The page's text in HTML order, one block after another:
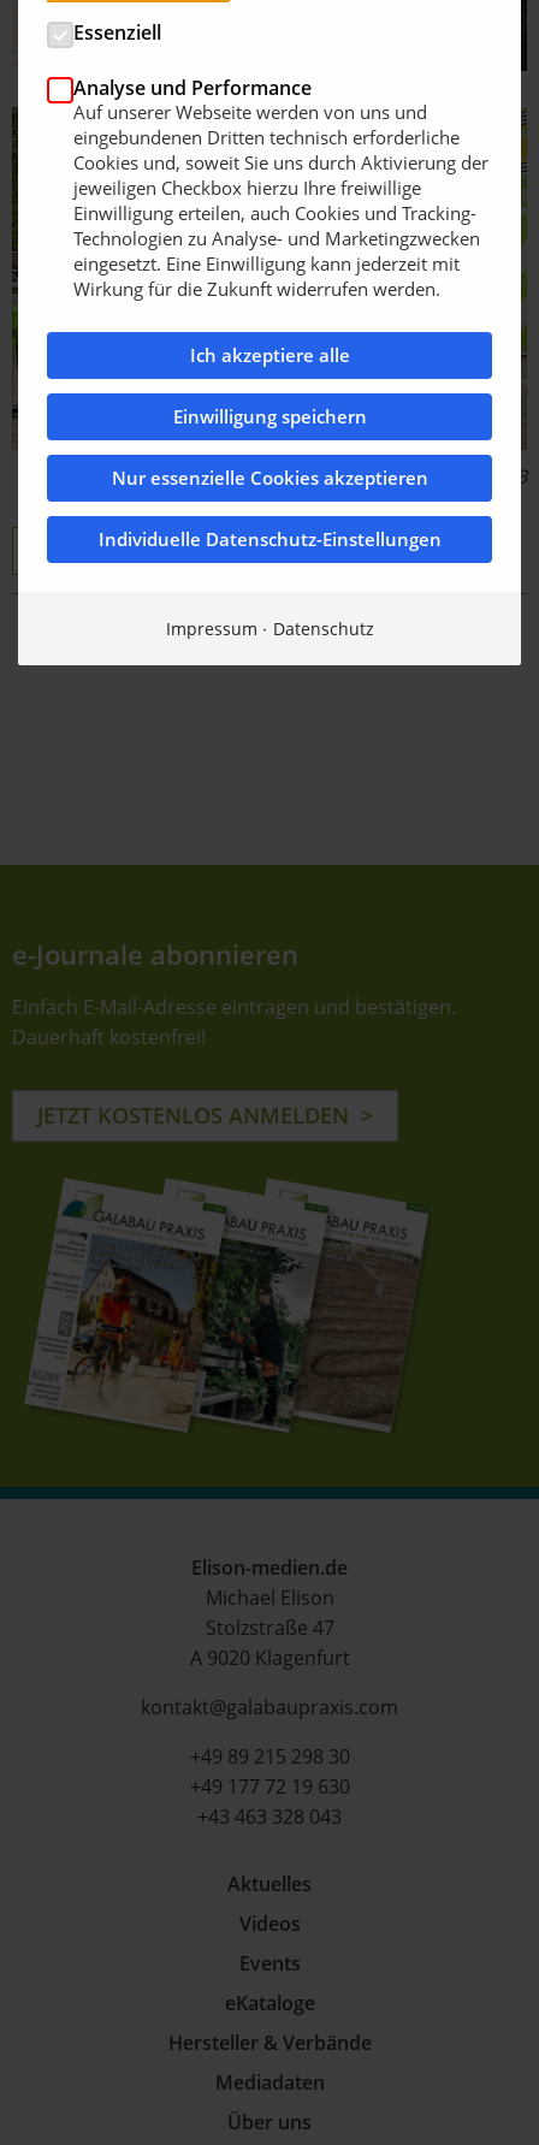
Bildquelle: JCB
JCB Deutschland GmbH
Zurück zur Übersicht
e-Journale abonnieren
Einfach E-Mail-Adresse eintragen und bestätigen.
Dauerhaft kostenfrei!
JETZT KOSTENLOS ANMELDEN
Elison-medien.de
Michael Elison
Stolzstraße 47
A 9020 Klagenfurt
kontakt@galabaupraxis.com
+49 89 215 298 30
+49 177 72 19 630
+43 463 328 043
Aktuelles
Videos
Events
eKataloge
Hersteller & Verbände
Mediadaten
Über uns
Essenziell
Analyse und Performance
Auf unserer Webseite werden von uns und
eingebundenen Dritten technisch erforderliche
Cookies und, soweit Sie uns durch Aktivierung der
jeweiligen Checkbox hierzu Ihre freiwillige
Einwilligung erteilen, auch Cookies und Tracking-
Technologien zu Analyse- und Marketingzwecken
eingesetzt. Eine Einwilligung kann jederzeit mit
Wirkung für die Zukunft widerrufen werden.
Ich akzeptiere alle
Einwilligung speichern
Nur essenzielle Cookies akzeptieren
Individuelle Datenschutz-Einstellungen
Impressum Datenschutz